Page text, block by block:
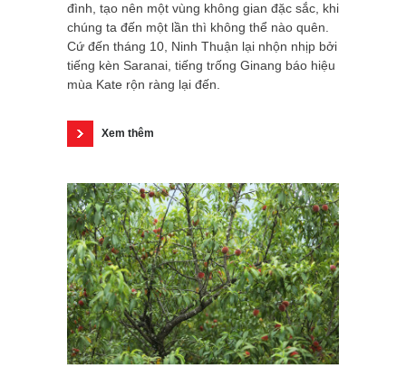
đình, tạo nên một vùng không gian đặc sắc, khi
chúng ta đến một lần thì không thể nào quên.
Cứ đến tháng 10, Ninh Thuận lại nhộn nhịp bởi
tiếng kèn Saranai, tiếng trống Ginang báo hiệu
mùa Kate rộn ràng lại đến.
Xem thêm